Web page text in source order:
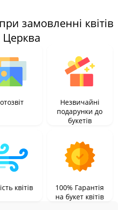
замовленні квітів
Церква
Незвичайні
подарунки до
букетів
квітів
100% Гарантія
на букет квітів